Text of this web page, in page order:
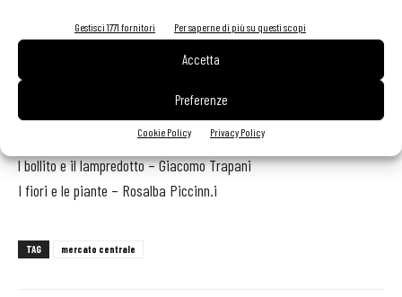
Gestisci 1771 fornitori Per saperne di più su questi scopi
Accetta
Preferenze
Cookie Policy Privacy Policy
Il laboratorio radiofonico – Alessio Bertallot
Il mercatino biologico – Tommaso Carioni
Il caseificio – Tommaso Carioni
La gastronomia genovese – Marco Bruni
L’american barbecue – Joe Bastianich I
l bollito e il lampredotto – Giacomo Trapani
I fiori e le piante – Rosalba Piccinn.i
TAG mercato centrale